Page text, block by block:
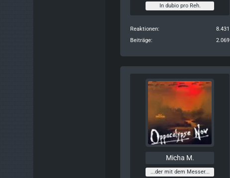
In dubio pro Reh.
Reaktionen
8.431
Beiträge
2.069
Micha M.
...der mit dem Messer...